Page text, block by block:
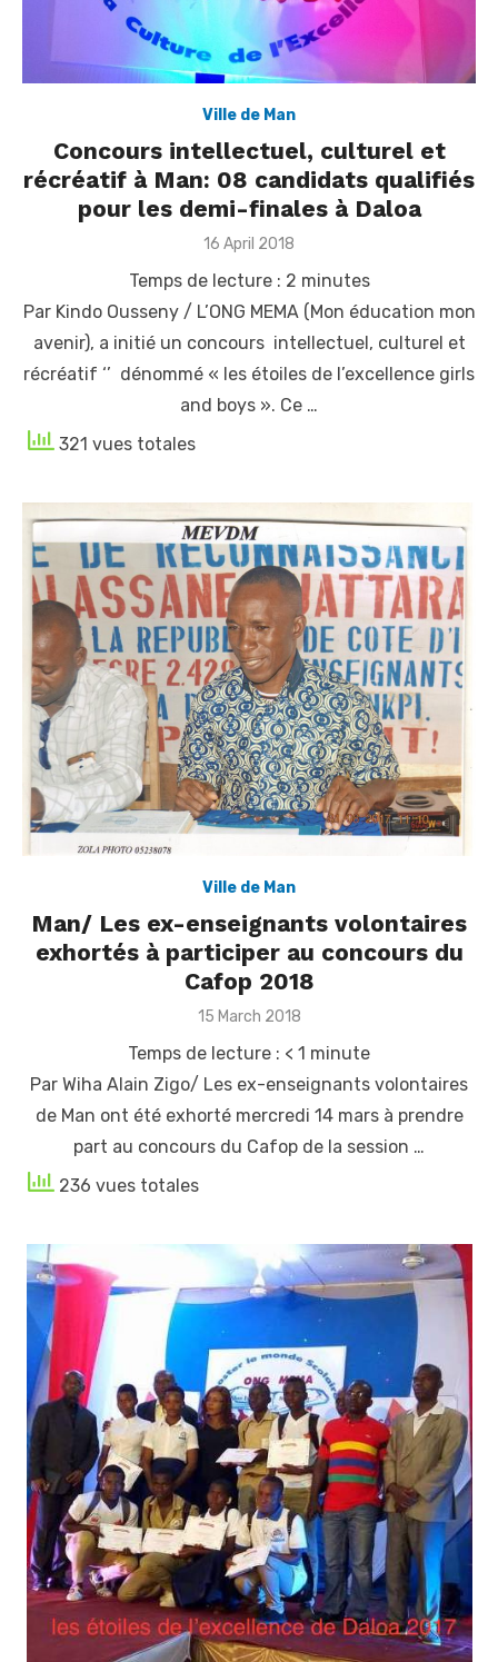
Ville de Man
Concours intellectuel, culturel et
récréatif à Man: 08 candidats qualifiés
pour les demi-finales à Daloa
Posted
16 April 2018
Temps de lecture : 2 minutes
Par Kindo Ousseny / L’ONG MEMA (Mon éducation mon
avenir), a initié un concours intellectuel, culturel et
récréatif ‘’ dénommé « les étoiles de l’excellence girls
and boys ». Ce …
321 vues totales
Ville de Man
Man/ Les ex-enseignants volontaires
exhortés à participer au concours du
Cafop 2018
Posted
15 March 2018
Temps de lecture : < 1 minute
Par Wiha Alain Zigo/ Les ex-enseignants volontaires
de Man ont été exhorté mercredi 14 mars à prendre
part au concours du Cafop de la session …
236 vues totales